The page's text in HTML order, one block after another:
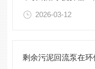
2026-03-12